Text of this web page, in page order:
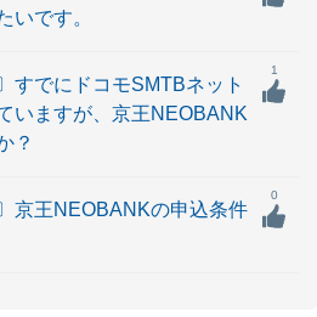
いです。
すでにドコモSMTBネット
いますが、京王NEOBANK
？
1
京王NEOBANKの申込条件
0